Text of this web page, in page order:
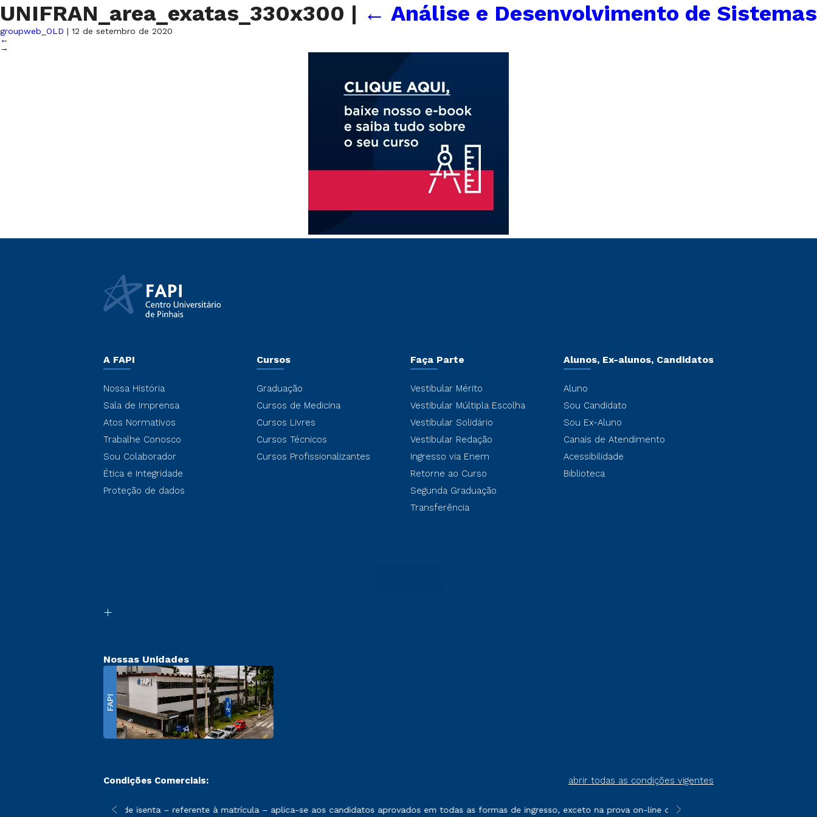
UNIFRAN_area_exatas_330x300 | ← Análise e Desenvolvimento de Sistemas
groupweb_OLD | 12 de setembro de 2020
←
→
A FAPI
Nossa História
Sala de Imprensa
Atos Normativos
Trabalhe Conosco
Sou Colaborador
Ética e Integridade
Proteção de dados
Cursos
Graduação
Cursos de Medicina
Cursos Livres
Cursos Técnicos
Cursos Profissionalizantes
Faça Parte
Vestibular Mérito
Vestibular Múltipla Escolha
Vestibular Solidário
Vestibular Redação
Ingresso via Enem
Retorne ao Curso
Segunda Graduação
Transferência
Alunos, Ex-alunos, Candidatos
Aluno
Sou Candidato
Sou Ex-Aluno
Canais de Atendimento
Acessibilidade
Biblioteca
Nossas Unidades
FAPI
Condições Comerciais: abrir todas as condições vigentes
sofrer alterações nos períodos de rematrícula conforme exposto no contrato de prestação de serviços.
de 1ª mensalidade isenta – referente à matrícula – aplica-se aos candidatos aprovados em todas as formas de ingresso, exceto na prova on-line ou agendada, que ofertam bolsas
**Semipresencial é um formato do